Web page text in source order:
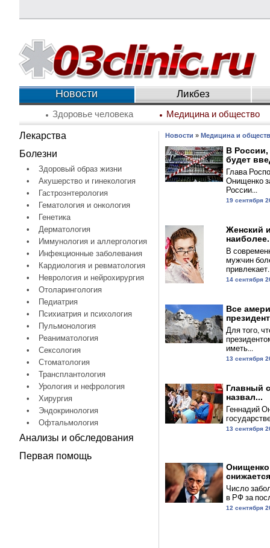
Новости Ликбез
Здоровье человека Медицина и общество
Лекарства
Болезни
•
Здоровый образ жизни
•
Акушерство и гинекология
•
Гастроэнтерология
•
Гематология и онкология
•
Генетика
•
Дерматология
•
Иммунология и аллергология
•
Инфекционные заболевания
•
Кардиология и ревматология
•
Неврология и нейрохирургия
•
Отоларингология
•
Педиатрия
•
Психиатрия и психология
•
Пульмонология
•
Реаниматология
•
Сексология
•
Стоматология
•
Трансплантология
•
Урология и нефрология
•
Хирургия
•
Эндокринология
•
Офтальмология
Анализы и обследования
Первая помощь
Новости » Медицина и
В
будет
Глава
Онищенко
России...
19 сентября
Женский
В
мужчин
14 сентября
Все
Для того,
иметь...
13 сентября
Главный
назвал...
Геннадий
13 сентября
Число
в РФ за
12 сентября